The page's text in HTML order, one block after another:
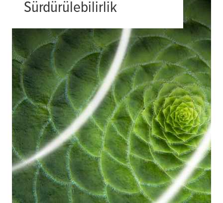
Sürdürülebilirlik
Artan sürdürülebilirlik talebini de
karşılayan etkili ürün çözümleri
bulmak her zaman kolay değildir. Her
iki hususu da tatmin eden ürünler ve
çözümler geliştirerek mühendisleri ve
tasarımcıları desteklemek için
buradayız.
Daha fazlası